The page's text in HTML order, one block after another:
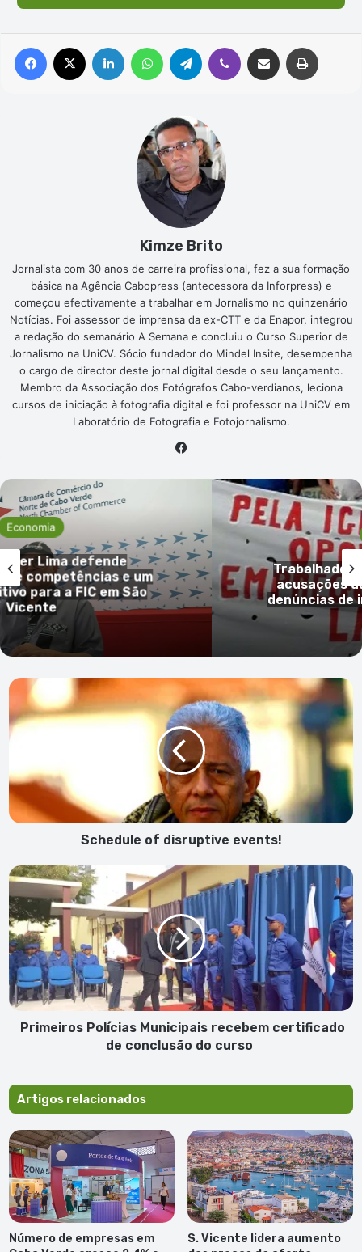
Facebook Linkedin WhatsAppTelegram Viber Compartilhar via e-mail
Kimze Brito
Jornalista com 30 anos de carreira profissional, fez a sua formação
básica na Agência Cabopress (antecessora da Inforpress) e
começou efectivamente a trabalhar em Jornalismo no quinzenário
Notícias. Foi assessor de imprensa da ex-CTT e da Enapor, integrou
a redação do semanário A Semana e concluiu o Curso Superior de
Jornalismo na UniCV. Sócio fundador do Mindel Insite, desempenha
o cargo de director deste jornal digital desde o seu lançamento.
Membro da Associação dos Fotógrafos Cabo-verdianos, leciona
cursos de iniciação à fotografia digital e foi professor na UniCV em
Laboratório de Fotografia e Fotojornalismo.
defende
e um
a FIC em São
Trabalhadores da
acusações da
denúncias de
Schedule
disruptive
events!
Schedule of disruptive events!
Primeiros
Polícias
Municipais
recebem
certificado
de
conclusão
do
curso
Primeiros Polícias Municipais recebem certificado
de conclusão do curso
Artigos relacionados
Número de empresas em
S. Vicente lidera aumento